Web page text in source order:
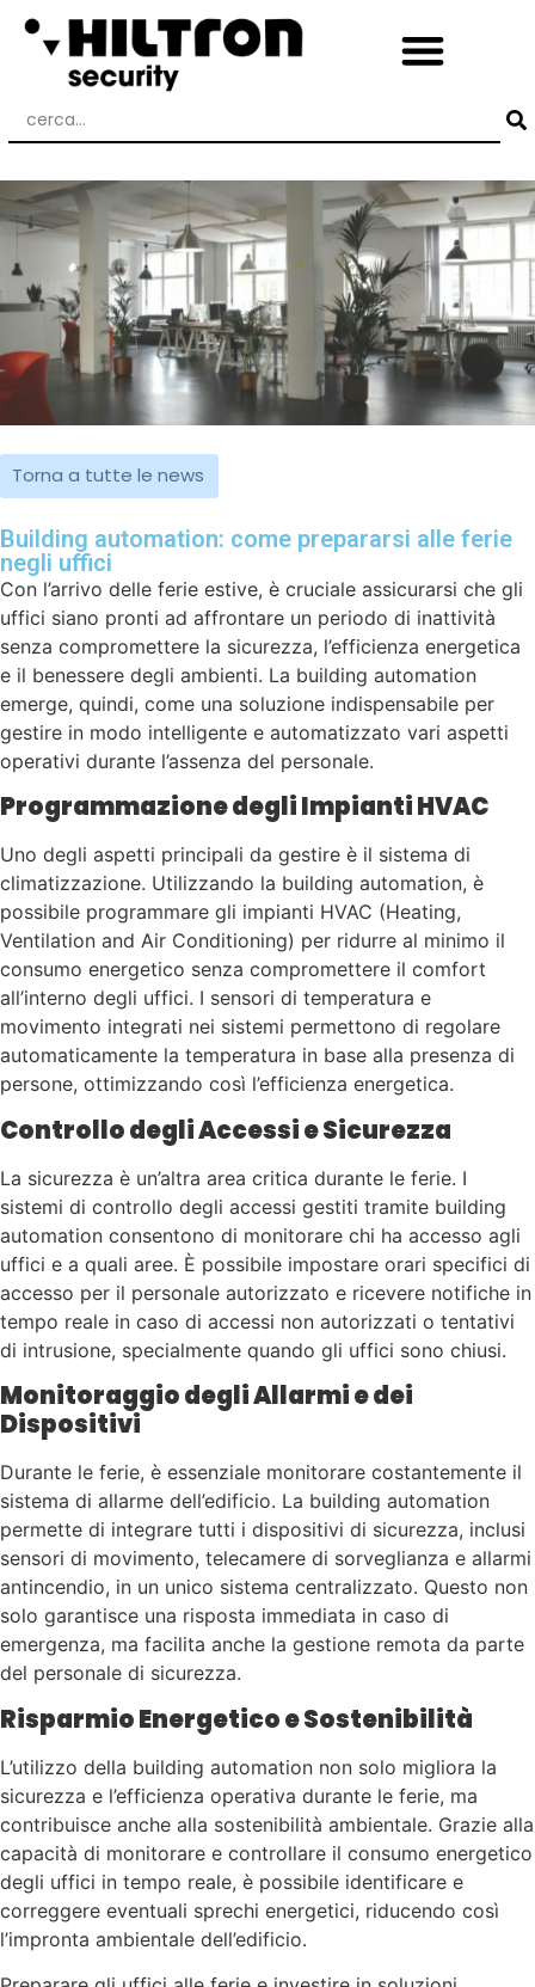
Torna a tutte le news
Building automation: come prepararsi alle ferie
negli uffici
Con l’arrivo delle ferie estive, è cruciale assicurarsi che gli
uffici siano pronti ad affrontare un periodo di inattività
senza compromettere la sicurezza, l’efficienza energetica
e il benessere degli ambienti. La building automation
emerge, quindi, come una soluzione indispensabile per
gestire in modo intelligente e automatizzato vari aspetti
operativi durante l’assenza del personale.
Programmazione degli Impianti HVAC
Uno degli aspetti principali da gestire è il sistema di
climatizzazione. Utilizzando la building automation, è
possibile programmare gli impianti HVAC (Heating,
Ventilation and Air Conditioning) per ridurre al minimo il
consumo energetico senza compromettere il comfort
all’interno degli uffici. I sensori di temperatura e
movimento integrati nei sistemi permettono di regolare
automaticamente la temperatura in base alla presenza di
persone, ottimizzando così l’efficienza energetica.
Controllo degli Accessi e Sicurezza
La sicurezza è un’altra area critica durante le ferie. I
sistemi di controllo degli accessi gestiti tramite building
automation consentono di monitorare chi ha accesso agli
uffici e a quali aree. È possibile impostare orari specifici di
accesso per il personale autorizzato e ricevere notifiche in
tempo reale in caso di accessi non autorizzati o tentativi
di intrusione, specialmente quando gli uffici sono chiusi.
Monitoraggio degli Allarmi e dei
Dispositivi
Durante le ferie, è essenziale monitorare costantemente il
sistema di allarme dell’edificio. La building automation
permette di integrare tutti i dispositivi di sicurezza, inclusi
sensori di movimento, telecamere di sorveglianza e allarmi
antincendio, in un unico sistema centralizzato. Questo non
solo garantisce una risposta immediata in caso di
emergenza, ma facilita anche la gestione remota da parte
del personale di sicurezza.
Risparmio Energetico e Sostenibilità
L’utilizzo della building automation non solo migliora la
sicurezza e l’efficienza operativa durante le ferie, ma
contribuisce anche alla sostenibilità ambientale. Grazie alla
capacità di monitorare e controllare il consumo energetico
degli uffici in tempo reale, è possibile identificare e
correggere eventuali sprechi energetici, riducendo così
l’impronta ambientale dell’edificio.